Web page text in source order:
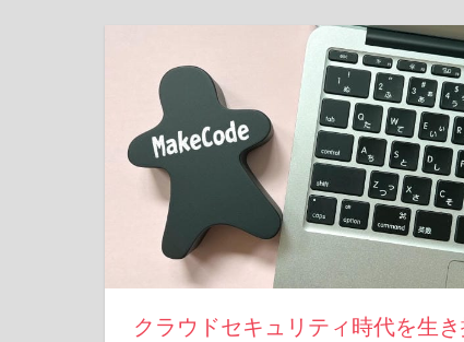
クラウドセキュリティ時代を生